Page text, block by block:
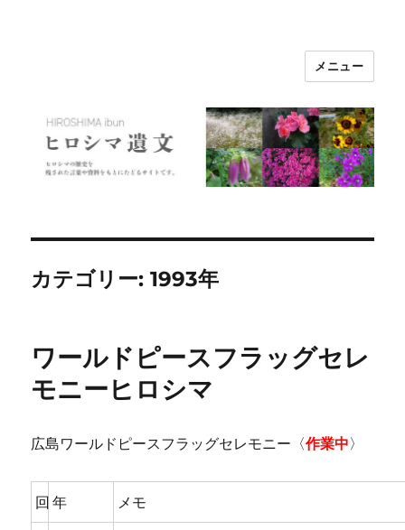
メニュー
カテゴリー:1993年
ワールドピースフラッグセレ
モニーヒロシマ
広島ワールドピースフラッグセレモニー〈作業中〉
回 年 メモ